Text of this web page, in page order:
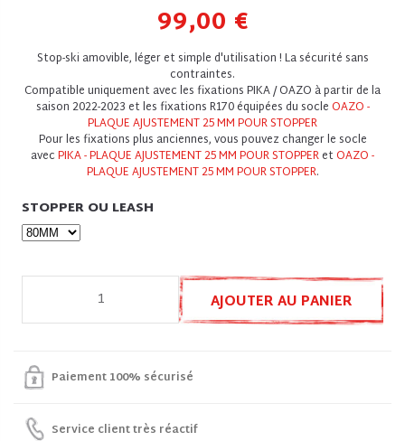
99,00 €
Stop-ski amovible, léger et simple d'utilisation ! La sécurité sans
contraintes.
Compatible uniquement avec les fixations PIKA / OAZO à partir de la
saison 2022-2023 et les fixations R170 équipées du socleOAZO -
PLAQUE AJUSTEMENT 25 MM POUR STOPPER
Pour les fixations plus anciennes, vous pouvez changer le socle
avecPIKA - PLAQUE AJUSTEMENT 25 MM POUR STOPPERetOAZO -
PLAQUE AJUSTEMENT 25 MM POUR STOPPER.
STOPPER OU LEASH
AJOUTER AU PANIER
Paiement 100% sécurisé
Service client très réactif